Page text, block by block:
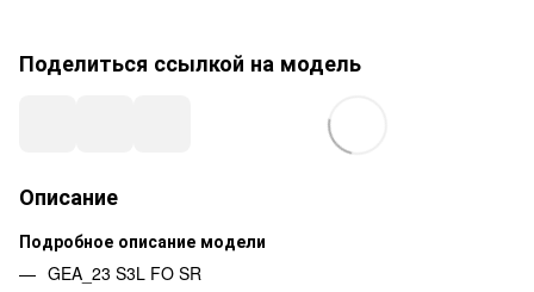
Поделиться ссылкой на модель
Описание
Подробное описание модели
GEA_23 S3L FO SR